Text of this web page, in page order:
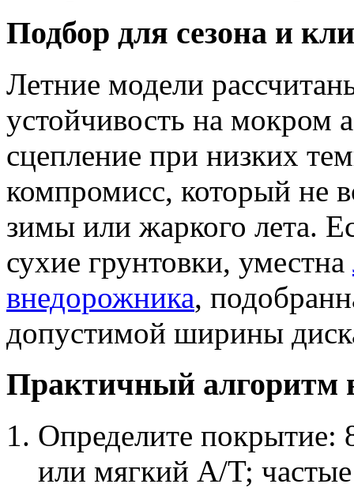
Подбор для сезона и
Летние модели
устойчивость на мокром
сцепление при низких
компромисс, который не
зимы или жаркого лета.
сухие грунтовки, уместна
внедорожника,
допустимой ширины
Практичный алгоритм
Определите покрытие:
или мягкий A/T;